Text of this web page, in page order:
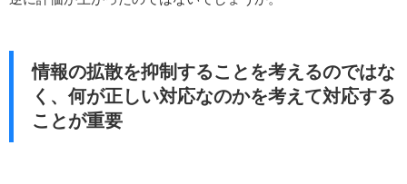
情報の拡散を抑制することを考えるのではな
く、何が正しい対応なのかを考えて対応する
ことが重要